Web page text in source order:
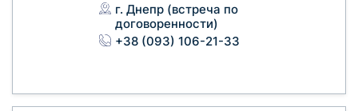
г. Днепр (встреча по
договоренности)
+38 (093) 106-21-33